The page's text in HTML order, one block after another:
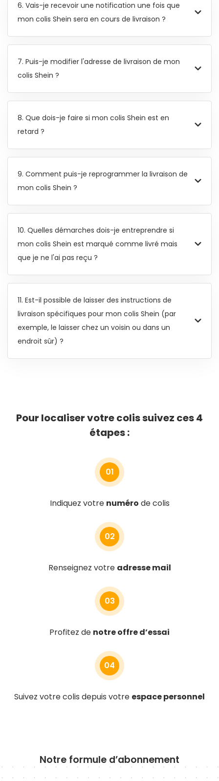
6. Vais-je recevoir une notification une fois que
mon colis Shein sera en cours de livraison ?
7. Puis-je modifier l'adresse de livraison de mon
colis Shein ?
8. Que dois-je faire si mon colis Shein est en
retard ?
9. Comment puis-je reprogrammer la livraison de
mon colis Shein ?
10. Quelles démarches dois-je entreprendre si
mon colis Shein est marqué comme livré mais
que je ne l'ai pas reçu ?
11. Est-il possible de laisser des instructions de
livraison spécifiques pour mon colis Shein (par
exemple, le laisser chez un voisin ou dans un
endroit sûr) ?
Pour localiser votre colis suivez ces 4
étapes :
01
Indiquez votre numéro de colis
02
Renseignez votre adresse mail
03
Profitez de notre offre d’essai
04
Suivez votre colis depuis votre espace personnel
Notre formule d’abonnement